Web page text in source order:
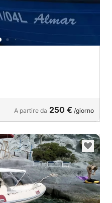
A partire da 250 € /giorno